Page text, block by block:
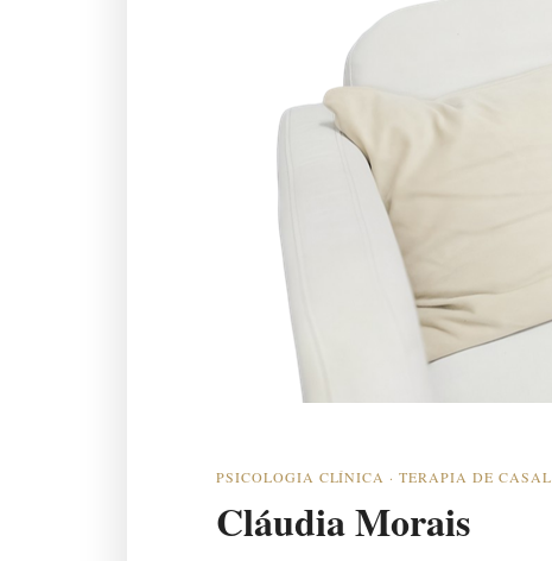
PSICOLOGIA CLÍNICA · TERAPIA DE CASAL
Cláudia Morais